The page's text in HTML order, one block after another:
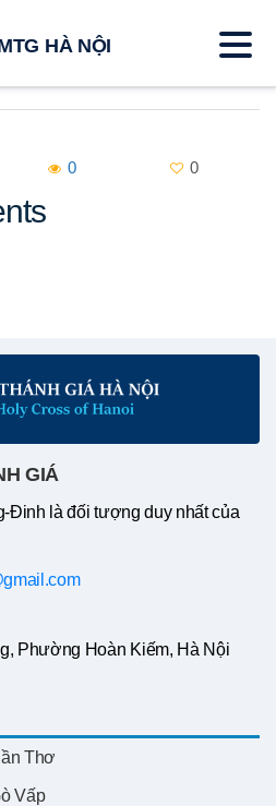
0 0
GIÁ
Đinh là đối tượng duy nhất của
Phường Hoàn Kiếm, Hà Nội
Thơ
Vấp
HÀ NỘI